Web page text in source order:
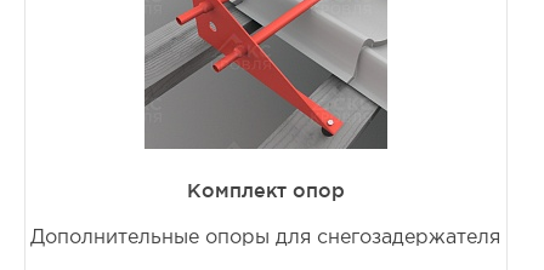
Комплект опор
Дополнительные опоры для снегозадержателя